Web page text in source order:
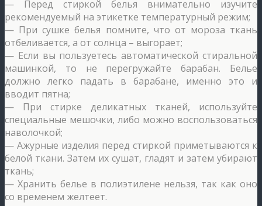
— Перед стиркой белья внимательно изучите
рекомендуемый на этикетке температурный режим;
— При сушке белья помните, что от мороза ткань
отбеливается, а от солнца – выгорает;
— Если вы пользуетесь автоматической стиральной
машинкой, то не перегружайте барабан. Белье
должно легко падать в барабане, именно это и
вводит пятна;
— При стирке деликатных тканей, используйте
специальные мешочки, либо можно воспользоваться
наволочкой;
— Ажурные изделия перед стиркой приметываются к
белой ткани. Затем их сушат, гладят и затем убирают
ткань;
— Хранить белье в полиэтилене нельзя, так как оно
со временем желтеет.